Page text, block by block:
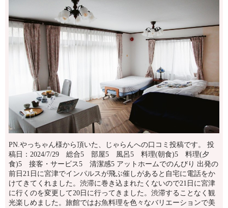
PN.やっちゃん様から頂いた、じゃらんへの口コミ投稿です。 投
稿日：2024/7/29 総合5 部屋5 風呂5 料理(朝食)5 料理(夕
食)5 接客・サービス5 清潔感5 アットホームでのんびり 出発の
前日21日に宮津でインパルスが飛ぶ催しがあると自宅に電話をか
けてきてくれました。渋滞に巻き込まれたくないので21日に宮津
に行くのを変更して20日に行ってきました。渋滞することなく観
光楽しめました。旅館ではお魚料理を色々なバリエーションで美